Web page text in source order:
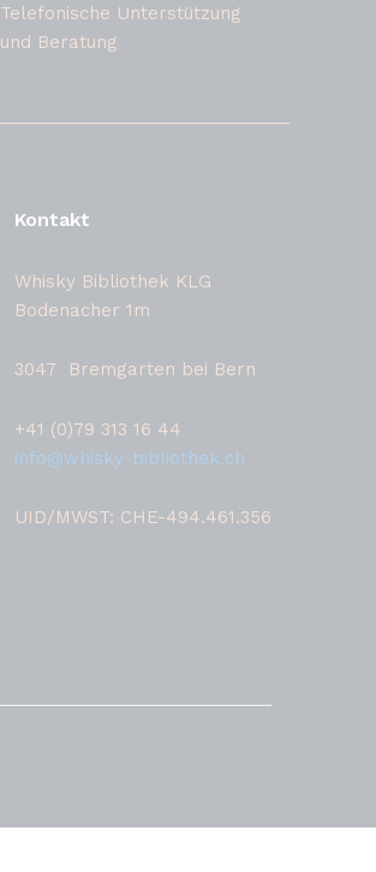
Telefonische Unterstützung
und Beratung
Kontakt
Whisky Bibliothek KLG
Bodenacher 1m
3047 Bremgarten bei Bern
+41 (0)79 313 16 44
info@whisky-bibliothek.ch
UID/MWST: CHE-494.461.356